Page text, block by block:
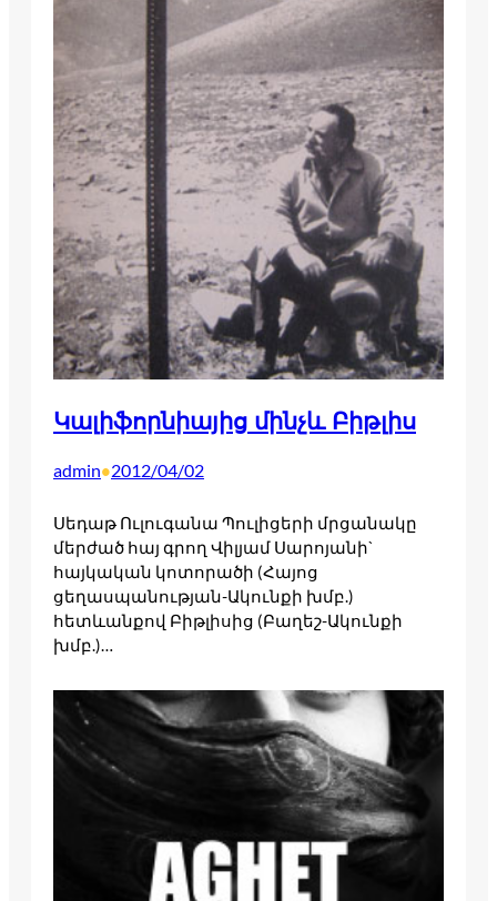
Կալիֆորնիայից մինչև Բիթլիս
admin•2012/04/02
Սեդաթ Ուլուգանա Պուլիցերի մրցանակը
մերժած հայ գրող Վիլյամ Սարոյանի`
հայկական կոտորածի (Հայոց
ցեղասպանության-Ակունքի խմբ.)
հետևանքով Բիթլիսից (Բաղեշ-Ակունքի
խմբ.)…